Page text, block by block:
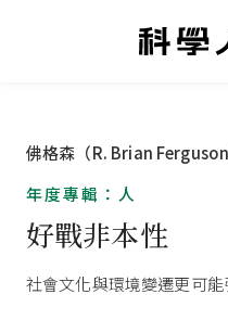
佛格森（R. Brian
年度專輯：人
好戰非本性
社會文化與環境變遷更可能